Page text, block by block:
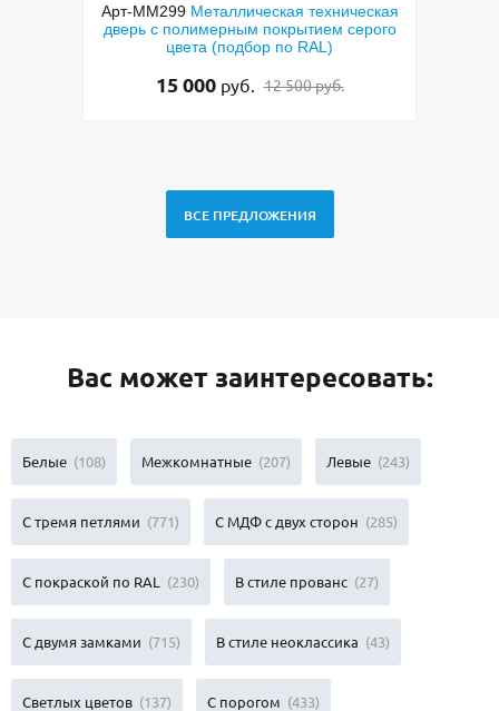
Арт-ММ299 Металлическая техническая
дверь с полимерным покрытием серого
цвета (подбор по RAL)
15 000 руб. 12 500 руб.
ВСЕ ПРЕДЛОЖЕНИЯ
Вас может заинтересовать:
Белые (108) Межкомнатные (207) Левые (243)
С тремя петлями (771) С МДФ с двух сторон (285)
С покраской по RAL (230) В стиле прованс (27)
С двумя замками (715) В стиле неоклассика (43)
Светлых цветов (137) С порогом (433)